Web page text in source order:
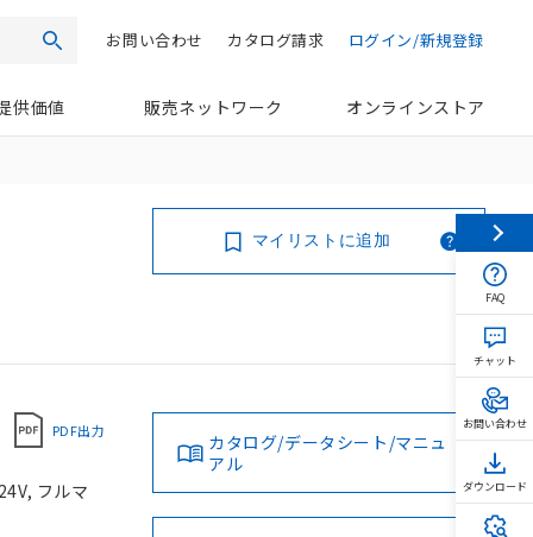
検索 ログイン/新規登録
カタログ請求
お問い合わせ
供価値 販売ネットワーク オンラインストア
マイリストに追加
PDF出力
フルマ
カタログ/データシート/マニュ
アル
FAQ
チャット
お問い合わせ
ダウンロード